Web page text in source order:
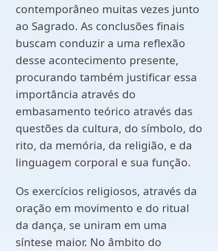
contemporâneo muitas vezes junto
ao Sagrado. As conclusões finais
buscam conduzir a uma reflexão
desse acontecimento presente,
procurando também justificar essa
importância através do
embasamento teórico através das
questões da cultura, do símbolo, do
rito, da memória, da religião, e da
linguagem corporal e sua função.
Os exercícios religiosos, através da
oração em movimento e do ritual
da dança, se uniram em uma
síntese maior. No âmbito do